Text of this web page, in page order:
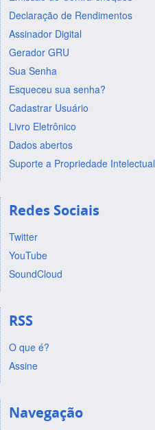
Declaração de Rendimentos
Assinador Digital
Gerador GRU
Sua Senha
Esqueceu sua senha?
Cadastrar Usuário
Livro Eletrônico
Dados abertos
Suporte a Propriedade Intelectual
Redes Sociais
Twitter
YouTube
SoundCloud
RSS
O que é?
Assine
Navegação